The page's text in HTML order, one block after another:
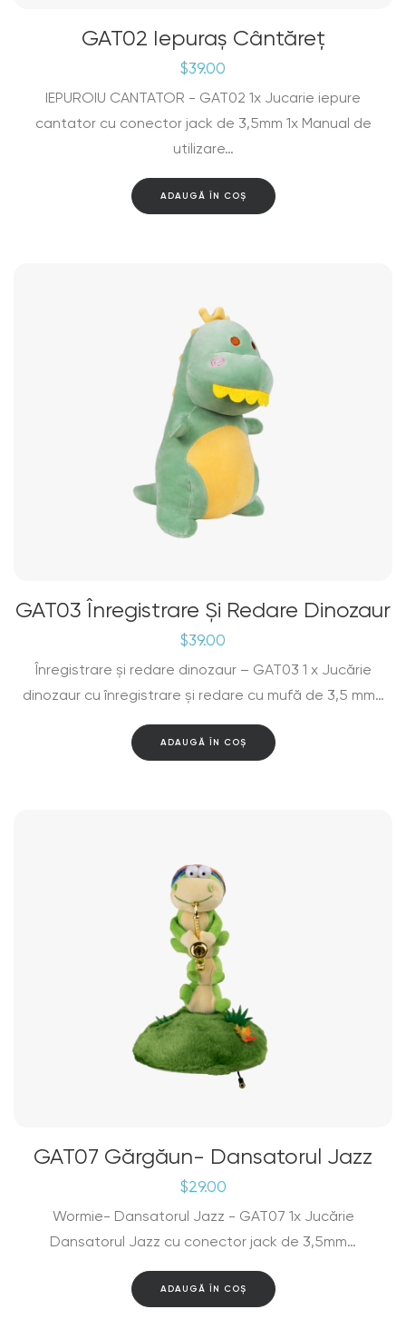
GAT02 Iepuraș Cântăreț
$39.00
IEPUROIU CANTATOR - GAT02 1x Jucarie iepure
cantator cu conector jack de 3,5mm 1x Manual de
utilizare…
ADAUGĂ ÎN COȘ
GAT03 Înregistrare Și Redare Dinozaur
$39.00
Înregistrare și redare dinozaur – GAT03 1 x Jucărie
dinozaur cu înregistrare și redare cu mufă de 3,5 mm…
ADAUGĂ ÎN COȘ
GAT07 Gărgăun- Dansatorul Jazz
$29.00
Wormie- Dansatorul Jazz - GAT07 1x Jucărie
Dansatorul Jazz cu conector jack de 3,5mm…
ADAUGĂ ÎN COȘ